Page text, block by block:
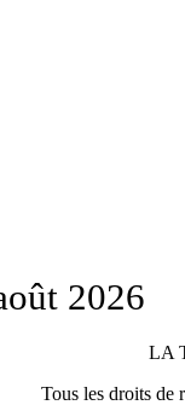
2026
LA
Tous les droits de